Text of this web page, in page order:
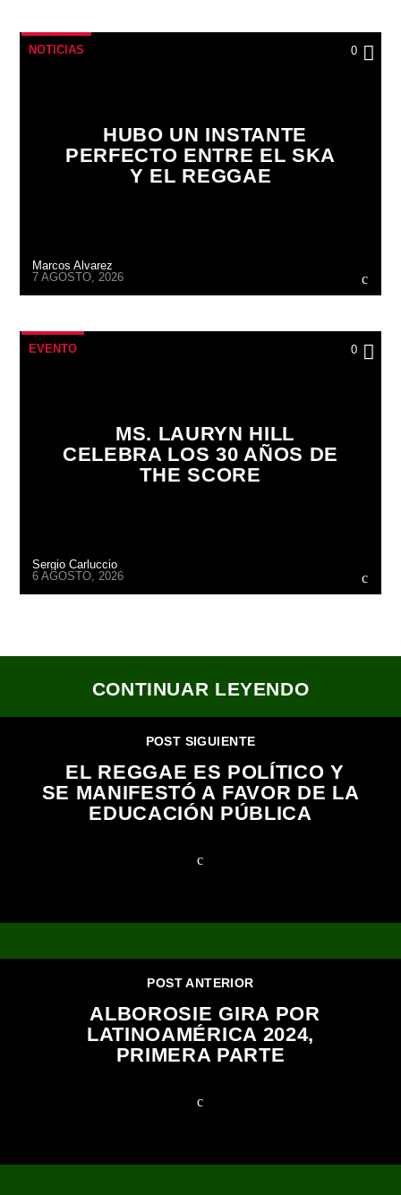
NOTICIAS 0
HUBO UN INSTANTE
PERFECTO ENTRE EL SKA
Y EL REGGAE
Marcos Alvarez
7 AGOSTO, 2026
EVENTO 0
MS. LAURYN HILL
CELEBRA LOS 30 AÑOS DE
THE SCORE
Sergio Carluccio
6 AGOSTO, 2026
CONTINUAR LEYENDO
POST SIGUIENTE
EL REGGAE ES POLÍTICO Y
SE MANIFESTÓ A FAVOR DE LA
EDUCACIÓN PÚBLICA
POST ANTERIOR
ALBOROSIE GIRA POR
LATINOAMÉRICA 2024,
PRIMERA PARTE